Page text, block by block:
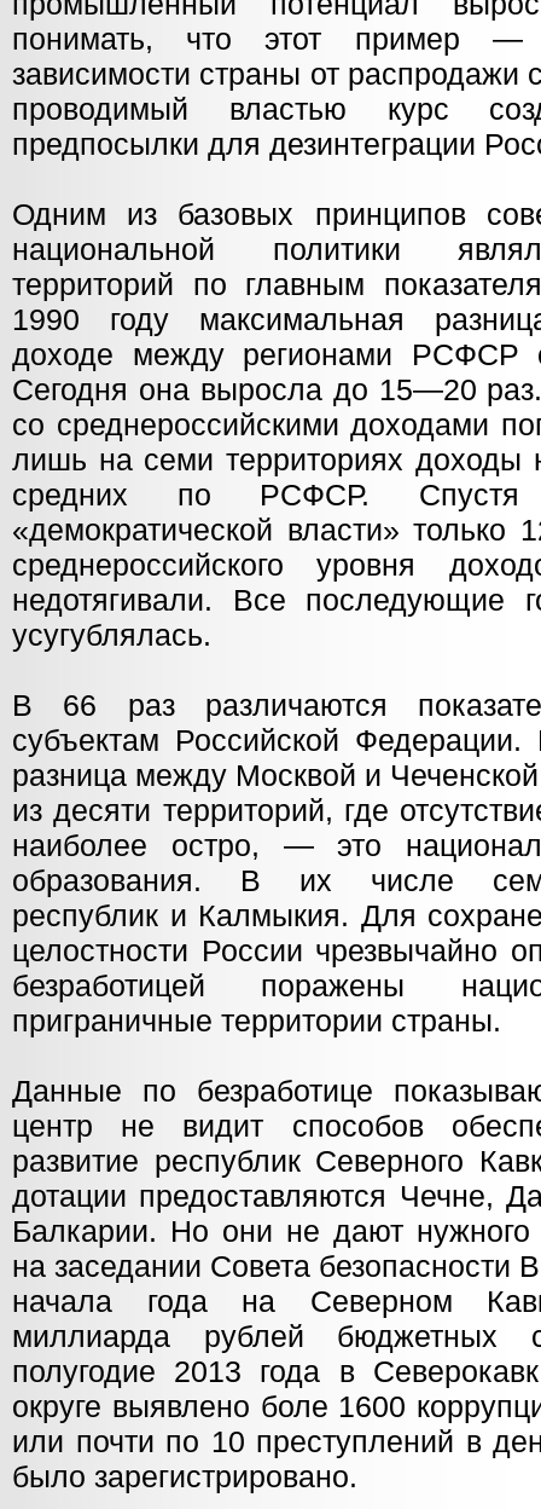
понимать, что этот пример —
зависимости страны от распродажи
проводимый властью курс
предпосылки для дезинтеграции
Одним из базовых принципов
национальной политики
территорий по главным
1990 году максимальная
доходе между регионами РСФСР
Сегодня она выросла до 15—20
со среднероссийскими доходами
лишь на семи территориях доходы
средних по РСФСР.
«демократической власти» только
среднероссийского уровня
недотягивали. Все последующие
усугублялась.
В 66 раз различаются
субъектам Российской
разница между Москвой и
из десяти территорий, где
наиболее остро, — это
образования. В их числе семь
республик и Калмыкия. Для
целостности России чрезвычайно
безработицей поражены
приграничные территории страны.
Данные по безработице
центр не видит способов
развитие республик Северного
дотации предоставляются Чечне,
Балкарии. Но они не дают
на заседании Совета безопасности
начала года на Северном
миллиарда рублей бюджетных
полугодие 2013 года в
округе выявлено боле 1600
или почти по 10 преступлений в
было зарегистрировано.